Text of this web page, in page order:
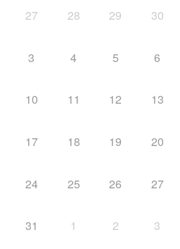
27 28 29 30
3 4 5 6
10 11 12 13
17 18 19 20
24 25 26 27
31 1 2 3